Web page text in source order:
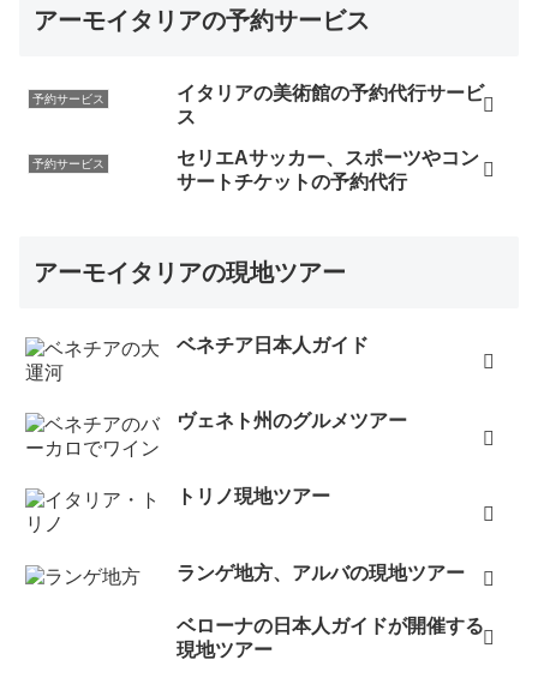
アーモイタリアの予約サービス
予約サービス
イタリアの美術館の予約代行サービ
ス
予約サービス
セリエAサッカー、スポーツやコン
サートチケットの予約代行
アーモイタリアの現地ツアー
ベネチア日本人ガイド
ヴェネト州のグルメツアー
トリノ現地ツアー
ランゲ地方、アルバの現地ツアー
ベローナの日本人ガイドが開催する
現地ツアー